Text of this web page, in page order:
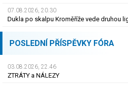
07.08.2026, 20.30
POSLEDNÍ PŘÍSPĚVKY FÓRA
03.08.2026, 22.46
ZTRÁTY a NÁLEZY